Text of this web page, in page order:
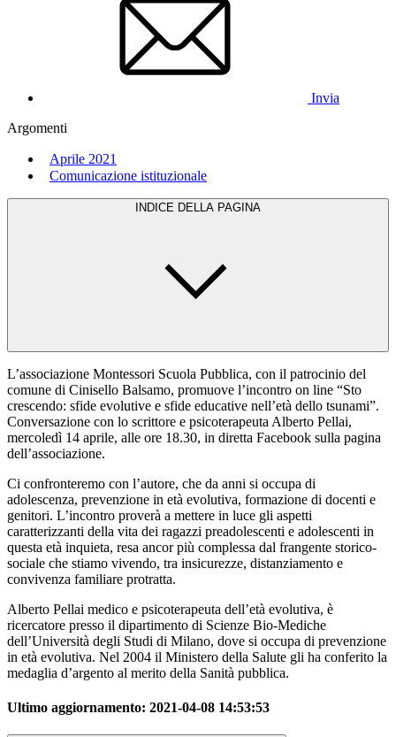
Invia
Argomenti
Aprile 2021
Comunicazione istituzionale
INDICE DELLA PAGINA
L’associazione Montessori Scuola Pubblica, con il patrocinio del
comune di Cinisello Balsamo, promuove l’incontro on line “Sto
crescendo: sfide evolutive e sfide educative nell’età dello tsunami”.
Conversazione con lo scrittore e psicoterapeuta Alberto Pellai,
mercoledì 14 aprile, alle ore 18.30, in diretta Facebook sulla pagina
dell’associazione.
Ci confronteremo con l’autore, che da anni si occupa di
adolescenza, prevenzione in età evolutiva, formazione di docenti e
genitori. L’incontro proverà a mettere in luce gli aspetti
caratterizzanti della vita dei ragazzi preadolescenti e adolescenti in
questa età inquieta, resa ancor più complessa dal frangente storico-
sociale che stiamo vivendo, tra insicurezze, distanziamento e
convivenza familiare protratta.
Alberto Pellai medico e psicoterapeuta dell’età evolutiva, è
ricercatore presso il dipartimento di Scienze Bio-Mediche
dell’Università degli Studi di Milano, dove si occupa di prevenzione
in età evolutiva. Nel 2004 il Ministero della Salute gli ha conferito la
medaglia d’argento al merito della Sanità pubblica.
Ultimo aggiornamento: 2021-04-08 14:53:53